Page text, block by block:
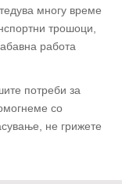
многу време
трошоци,
работа
потреби за
со
не грижете